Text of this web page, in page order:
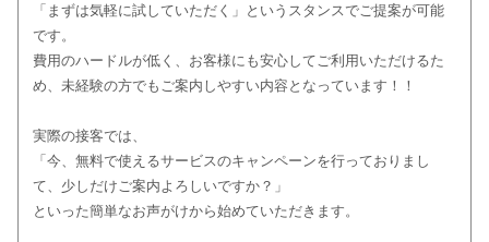
「まずは気軽に試していただく」というスタンスでご提案が可能
です。
費用のハードルが低く、お客様にも安心してご利用いただけるた
め、未経験の方でもご案内しやすい内容となっています！！
実際の接客では、
「今、無料で使えるサービスのキャンペーンを行っておりまし
て、少しだけご案内よろしいですか？」
といった簡単なお声がけから始めていただきます。